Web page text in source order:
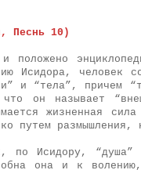
Песнь 10)
положено
Исидора, человек
и “тела”, причем
он называет
жизненная
путем размышления,
по Исидору, “душа”
она и к